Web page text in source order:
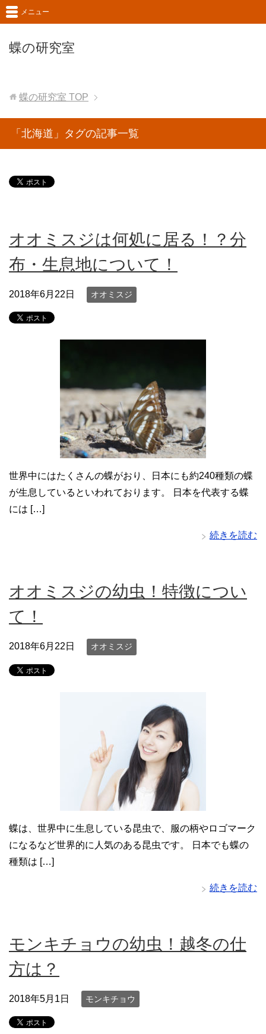
蝶の研究室
メニュー
蝶の研究室 TOP
「北海道」タグの記事一覧
オオミスジは何処に居る！？分
布・生息地について！
2018年6月22日 オオミスジ
世界中にはたくさんの蝶がおり、日本にも約240種類の蝶
が生息しているといわれております。 日本を代表する蝶
には […]
続きを読む
オオミスジの幼虫！特徴につい
て！
2018年6月22日 オオミスジ
蝶は、世界中に生息している昆虫で、服の柄やロゴマーク
になるなど世界的に人気のある昆虫です。 日本でも蝶の
種類は […]
続きを読む
モンキチョウの幼虫！越冬の仕
方は？
2018年5月1日 モンキチョウ